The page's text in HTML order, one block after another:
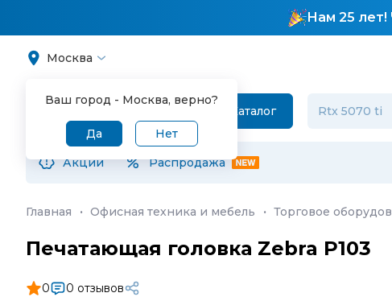
Нам 25
Москва
Ваш город - Москва, верно?
Да Нет
Каталог
Акции Распродажа
Главная · Офисная техника и мебель · Торговое
Печатающая головка Zebra P103
0 0 отзывов